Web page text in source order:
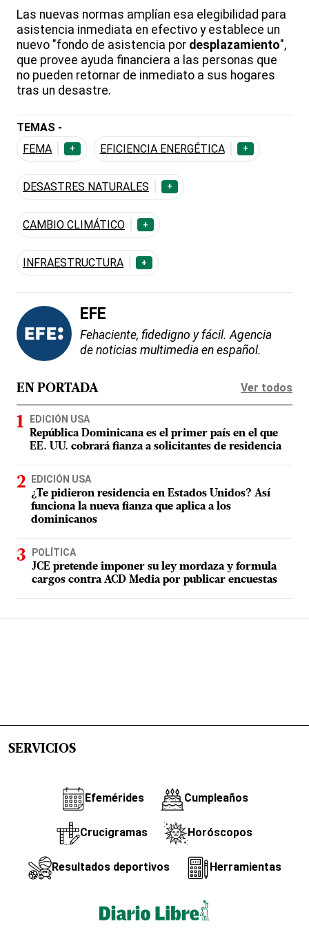
Las nuevas normas amplían esa elegibilidad para
asistencia inmediata en efectivo y establece un
nuevo "fondo de asistencia por desplazamiento",
que provee ayuda financiera a las personas que
no pueden retornar de inmediato a sus hogares
tras un desastre.
TEMAS -
FEMA
+ EFICIENCIA ENERGÉTICA +
DESASTRES NATURALES +
CAMBIO CLIMÁTICO +
INFRAESTRUCTURA +
EFE
Fehaciente, fidedigno y fácil. Agencia
de noticias multimedia en español.
EN PORTADA Ver todos
EDICIÓN USA
República Dominicana es el primer país en el que
EE. UU. cobrará fianza a solicitantes de residencia
EDICIÓN USA
¿Te pidieron residencia en Estados Unidos? Así
funciona la nueva fianza que aplica a los
dominicanos
POLÍTICA
JCE pretende imponer su ley mordaza y formula
cargos contra ACD Media por publicar encuestas
SERVICIOS
Efemérides Cumpleaños
Crucigramas Horóscopos
Resultados deportivos Herramientas